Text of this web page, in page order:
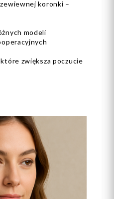
koronki –
modeli
zwiększa poczucie